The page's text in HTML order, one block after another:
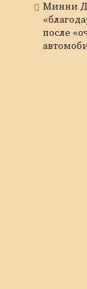
Минни
после